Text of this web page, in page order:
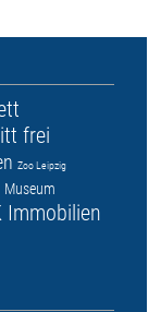
frei
Zoo Leipzig
Museum
Immobilien